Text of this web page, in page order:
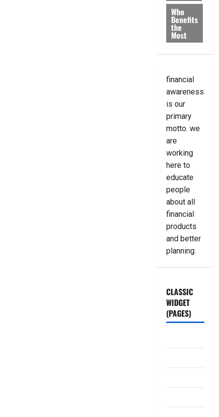
Who
Benefits
the
Most
financial
awareness
is our
primary
motto. we
are
working
here to
educate
people
about all
financial
products
and better
planning.
CLASSIC
WIDGET
(PAGES)